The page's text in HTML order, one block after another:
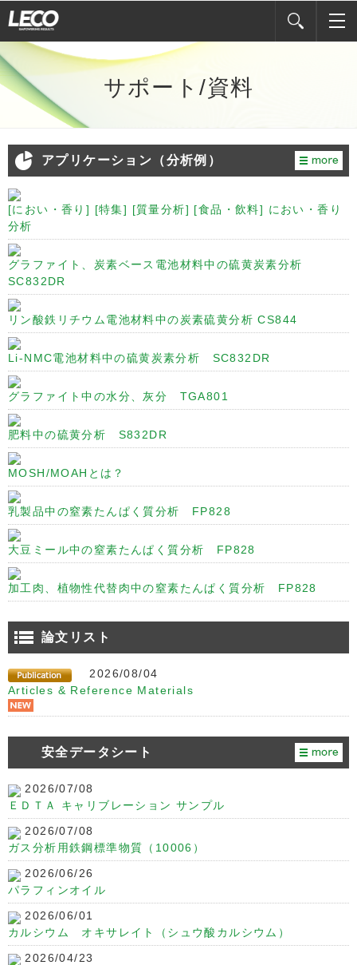
サポート/資料
アプリケーション（分析例）
[におい・香り] [特集] [質量分析] [食品・飲料] におい・香り
分析
グラファイト、炭素ベース電池材料中の硫黄炭素分析
SC832DR
リン酸鉄リチウム電池材料中の炭素硫黄分析 CS844
Li-NMC電池材料中の硫黄炭素分析 SC832DR
グラファイト中の水分、灰分 TGA801
肥料中の硫黄分析 S832DR
MOSH/MOAHとは？
乳製品中の窒素たんぱく質分析 FP828
大豆ミール中の窒素たんぱく質分析 FP828
加工肉、植物性代替肉中の窒素たんぱく質分析 FP828
論文リスト
2026/08/04
Articles & Reference Materials
安全データシート
2026/07/08
ＥＤＴＡ キャリブレーション サンプル
2026/07/08
ガス分析用鉄鋼標準物質（10006）
2026/06/26
パラフィンオイル
2026/06/01
カルシウム オキサレイト（シュウ酸カルシウム）
2026/04/23